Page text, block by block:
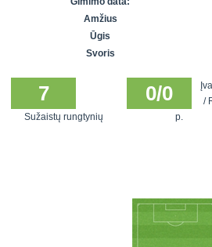
SFL rudens
Snaigės taurė
Amžius
Ūgis
Svoris
7
Sužaistų rungtynių
0/0
/
p.